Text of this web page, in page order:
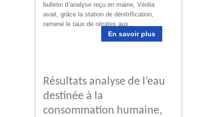
bulletin d’analyse reçu en mairie, Véolia
avait, grâce la station de dénitrification,
ramené le taux de nitrates aux...
En savoir plus
Résultats analyse de l’eau
destinée à la
consommation humaine,